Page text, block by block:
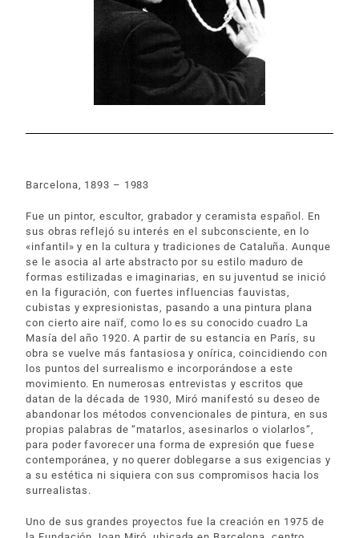
Barcelona, 1893 – 1983
Fue un pintor, escultor, grabador y ceramista español. En
sus obras reflejó su interés en el subconsciente, en lo
«infantil» y en la cultura y tradiciones de Cataluña. Aunque
se le asocia al arte abstracto por su estilo maduro de
formas estilizadas e imaginarias, en su juventud se inició
en la figuración, con fuertes influencias fauvistas,
cubistas y expresionistas, pasando a una pintura plana
con cierto aire naïf, como lo es su conocido cuadro La
Masía del año 1920. A partir de su estancia en París, su
obra se vuelve más fantasiosa y onírica, coincidiendo con
los puntos del surrealismo e incorporándose a este
movimiento. En numerosas entrevistas y escritos que
datan de la década de 1930, Miró manifestó su deseo de
abandonar los métodos convencionales de pintura, en sus
propias palabras de “matarlos, asesinarlos o violarlos“,
para poder favorecer una forma de expresión que fuese
contemporánea, y no querer doblegarse a sus exigencias y
a su estética ni siquiera con sus compromisos hacia los
surrealistas.
Uno de sus grandes proyectos fue la creación en 1975 de